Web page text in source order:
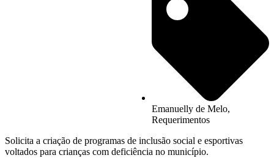
Emanuelly de Melo,
Requerimentos
Solicita a criação de programas de inclusão social e esportivas
voltados para crianças com deficiência no município.